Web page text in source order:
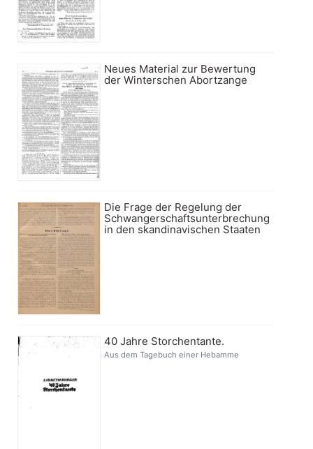
Neues Material zur Bewertung
der Winterschen Abortzange
Die Frage der Regelung der
Schwangerschaftsunterbrechung
in den skandinavischen Staaten
40 Jahre Storchentante.
Aus dem Tagebuch einer Hebamme